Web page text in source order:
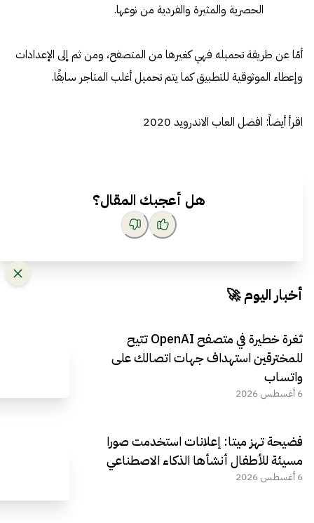
الحصرية والمثيرة والفردية من نوعها.
أمّا عن طريقة تحميله فهي كغيرها من المتصفح، ومن ثم إلى الإعدادات
وإعطاء الموثوقية للتطبيق كما يتم تحميل أغلب المتاجر سابقًا.
اقرأ أيضاً: افضل العاب الاندرويد 2020
هل أعجبك المقال؟
أخبار اليوم 🚀
ثغرة خطيرة في متصفح OpenAI تتيح
للمخترقين استهداف جهات اتصالك على
واتساب
6 أغسطس 2026
فضيحة تهز ميتا: إعلانات استخدمت صورا
مسيئة للأطفال أنشأها الذكاء الاصطناعي
6 أغسطس 2026